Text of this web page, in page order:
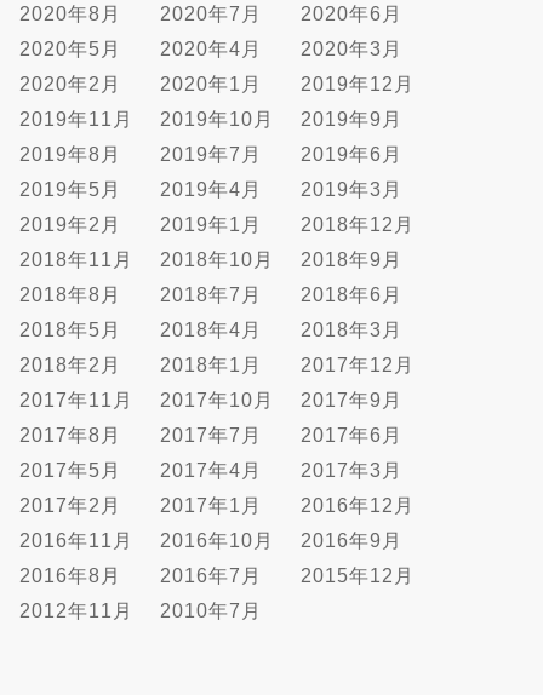
2020年8月
2020年7月
2020年6月
2020年5月
2020年4月
2020年3月
2020年2月
2020年1月
2019年12月
2019年11月
2019年10月
2019年9月
2019年8月
2019年7月
2019年6月
2019年5月
2019年4月
2019年3月
2019年2月
2019年1月
2018年12月
2018年11月
2018年10月
2018年9月
2018年8月
2018年7月
2018年6月
2018年5月
2018年4月
2018年3月
2018年2月
2018年1月
2017年12月
2017年11月
2017年10月
2017年9月
2017年8月
2017年7月
2017年6月
2017年5月
2017年4月
2017年3月
2017年2月
2017年1月
2016年12月
2016年11月
2016年10月
2016年9月
2016年8月
2016年7月
2015年12月
2012年11月
2010年7月